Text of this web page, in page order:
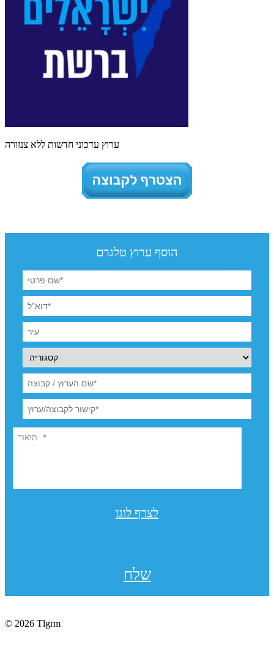
ערוץ עדכוני חדשות ללא צנזורה
הוסף ערוץ טלגרם
לצרף לוגו
שלח
© 2026 Tlgrm